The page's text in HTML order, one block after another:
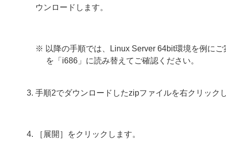
ウンロードします。
※ 以降の手順では、Linux Server 64bit環境を例に
を「i686」に読み替えてご確認ください。
手順2でダウンロードしたzipファイルを右クリック
［展開］をクリックします。